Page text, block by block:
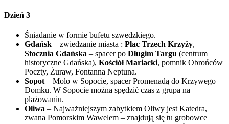
Dzień 3
Śniadanie w formie bufetu szwedzkiego.
Gdańsk – zwiedzanie miasta : Plac Trzech Krzyży,
Stocznia Gdańska – spacer po Długim Targu (centrum
historyczne Gdańska), Kościół Mariacki, pomnik Obrońców
Poczty, Żuraw, Fontanna Neptuna.
Sopot – Molo w Sopocie, spacer Promenadą do Krzywego
Domku. W Sopocie można spędzić czas z grupa na
plażowaniu.
Oliwa – Najważniejszym zabytkiem Oliwy jest Katedra,
zwana Pomorskim Wawelem – znajdują się tu grobowce